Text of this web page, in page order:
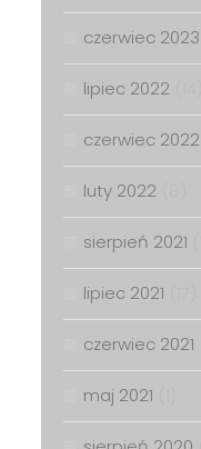
czerwiec 2023
lipiec 2022
czerwiec 2022
luty 2022
sierpień 2021
lipiec 2021
czerwiec 2021
maj 2021